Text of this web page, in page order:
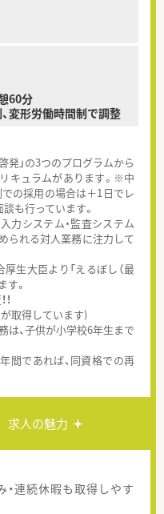
60分
変形労働時間制で調整
発」の3つのプログラムから
キュラムがあります。※中
の採用の場合は＋1日でレ
も行っています。
力システム・監査システム
られる対人業務に注力して
生大臣より「えるぼし（最
す。
取得しています)
、子供が小学校6年生まで
間であれば、同資格での再
求人の魅力
・連続休暇も取得しやす